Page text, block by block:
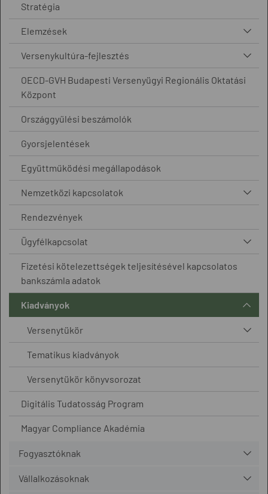
Stratégia
Elemzések
Versenykultúra-fejlesztés
OECD-GVH Budapesti Versenyügyi Regionális Oktatási
Központ
Országgyűlési beszámolók
Gyorsjelentések
Együttműködési megállapodások
Nemzetközi kapcsolatok
Rendezvények
Ügyfélkapcsolat
Fizetési kötelezettségek teljesítésével kapcsolatos
bankszámla adatok
Kiadványok
Versenytükör
Tematikus kiadványok
Versenytükör könyvsorozat
Digitális Tudatosság Program
Magyar Compliance Akadémia
Fogyasztóknak
Vállalkozásoknak